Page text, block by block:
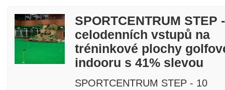
SPORTCENTRUM STEP
celodenních vstupů na
tréninkové plochy
indooru s 41% slevou
SPORTCENTRUM STEP - 10